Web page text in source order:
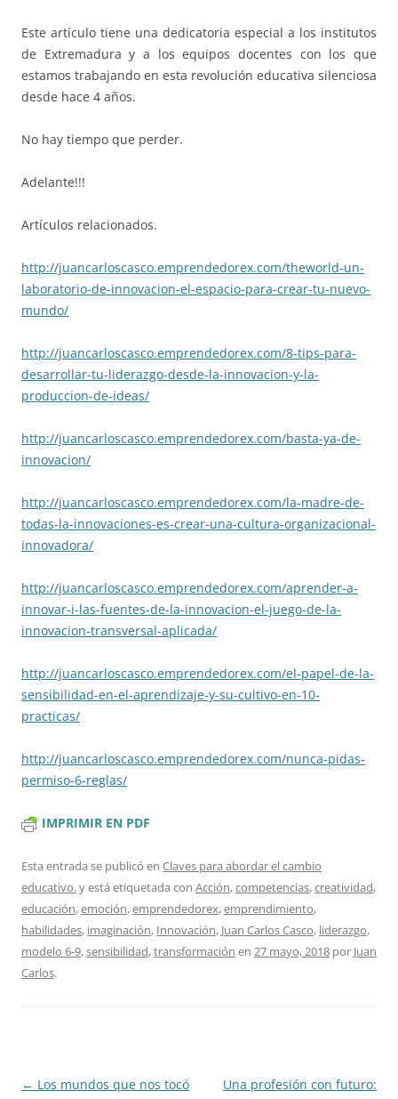
Este artículo tiene una dedicatoria especial a los institutos
de Extremadura y a los equipos docentes con los que
estamos trabajando en esta revolución educativa silenciosa
desde hace 4 años.
No hay tiempo que perder.
Adelante!!!
Artículos relacionados.
http://juancarloscasco.emprendedorex.com/theworld-un-
laboratorio-de-innovacion-el-espacio-para-crear-tu-nuevo-
mundo/
http://juancarloscasco.emprendedorex.com/8-tips-para-
desarrollar-tu-liderazgo-desde-la-innovacion-y-la-
produccion-de-ideas/
http://juancarloscasco.emprendedorex.com/basta-ya-de-
innovacion/
http://juancarloscasco.emprendedorex.com/la-madre-de-
todas-la-innovaciones-es-crear-una-cultura-organizacional-
innovadora/
http://juancarloscasco.emprendedorex.com/aprender-a-
innovar-i-las-fuentes-de-la-innovacion-el-juego-de-la-
innovacion-transversal-aplicada/
http://juancarloscasco.emprendedorex.com/el-papel-de-la-
sensibilidad-en-el-aprendizaje-y-su-cultivo-en-10-
practicas/
http://juancarloscasco.emprendedorex.com/nunca-pidas-
permiso-6-reglas/
IMPRIMIR EN PDF
Esta entrada se publicó en Claves para abordar el cambio
educativo.y está etiquetada con Acción,competencias,creatividad,
educación,emoción,emprendedorex,emprendimiento,
habilidades, imaginación, Innovación, Juan Carlos Casco, liderazgo,
modelo 6-9,sensibilidad,transformación en 27 mayo, 2018 por Juan
Carlos.
Navegación
← Los mundos que nos tocó
Una profesión con futuro: